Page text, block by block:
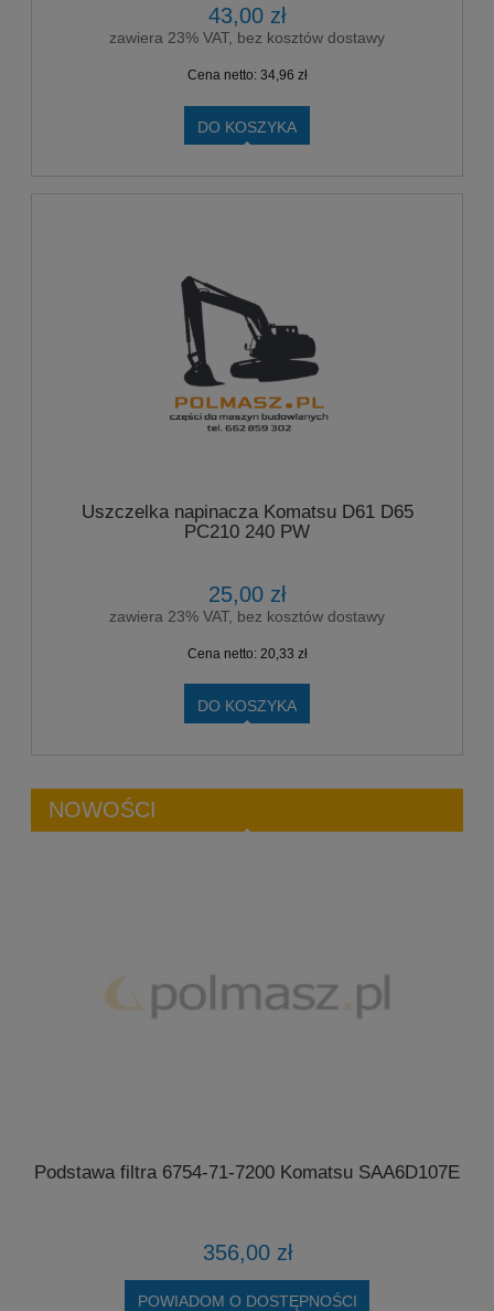
43,00 zł
zawiera 23% VAT, bez kosztów dostawy
Cena netto: 34,96 zł
DO KOSZYKA
Uszczelka napinacza Komatsu D61 D65
PC210 240 PW
25,00 zł
zawiera 23% VAT, bez kosztów dostawy
Cena netto: 20,33 zł
DO KOSZYKA
NOWOŚCI
Podstawa filtra 6754-71-7200 Komatsu SAA6D107E
356,00 zł
POWIADOM O DOSTĘPNOŚCI